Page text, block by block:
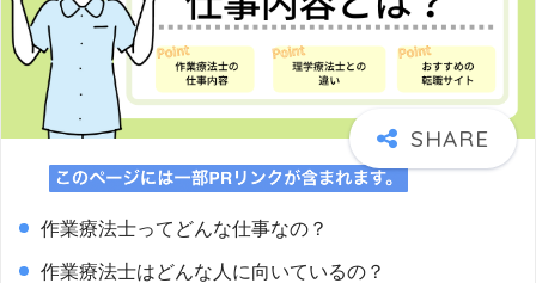
作業療法士ってどんな仕事なの？
作業療法士はどんな人に向いているの？